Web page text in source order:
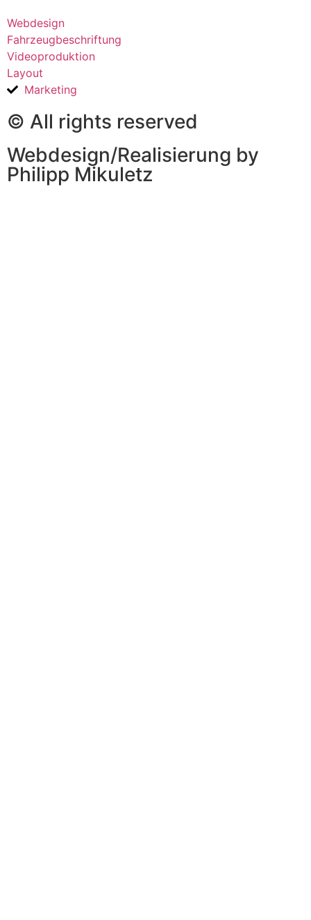
Webdesign
Fahrzeugbeschriftung
Videoproduktion
Layout
Marketing
© All rights reserved
Webdesign/Realisierung by
Philipp Mikuletz